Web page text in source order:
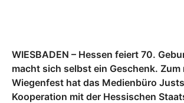
WIESBADEN – Hessen feiert 70.
macht sich selbst ein Geschenk. Zum
Wiegenfest hat das Medienbüro
Kooperation mit der Hessischen